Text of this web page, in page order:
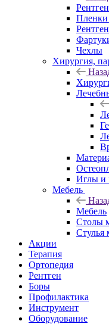
Пленки
Чехлы
Хирургия,
Иглы и
Мебель
Мебель
Столы
Стулья
Акции
Терапия
Ортопедия
Рентген
Боры
Профилактика
Инструмент
Оборудование